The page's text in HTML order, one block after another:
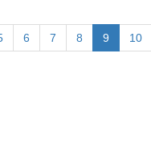
6 7 8 9 10